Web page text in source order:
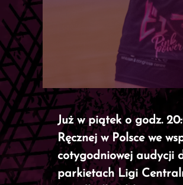
Już w piątek o godz.
Ręcznej w Polsce we
cotygodniowej audycji
parkietach Ligi